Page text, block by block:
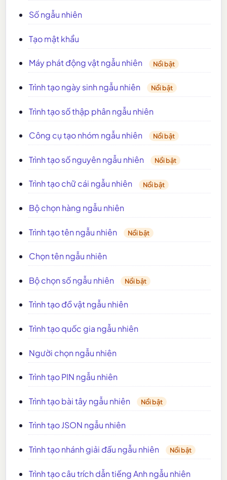
Số ngẫu nhiên
Tạo mật khẩu
Máy phát động vật ngẫu nhiên Nổi bật
Trình tạo ngày sinh ngẫu nhiên Nổi bật
Trình tạo số thập phân ngẫu nhiên
Công cụ tạo nhóm ngẫu nhiên Nổi bật
Trình tạo số nguyên ngẫu nhiên Nổi bật
Trình tạo chữ cái ngẫu nhiên Nổi bật
Bộ chọn hàng ngẫu nhiên
Trình tạo tên ngẫu nhiên Nổi bật
Chọn tên ngẫu nhiên
Bộ chọn số ngẫu nhiên Nổi bật
Trình tạo đồ vật ngẫu nhiên
Trình tạo quốc gia ngẫu nhiên
Người chọn ngẫu nhiên
Trình tạo PIN ngẫu nhiên
Trình tạo bài tây ngẫu nhiên Nổi bật
Trình tạo JSON ngẫu nhiên
Trình tạo nhánh giải đấu ngẫu nhiên Nổi bật
Trình tạo câu trích dẫn tiếng Anh ngẫu nhiên